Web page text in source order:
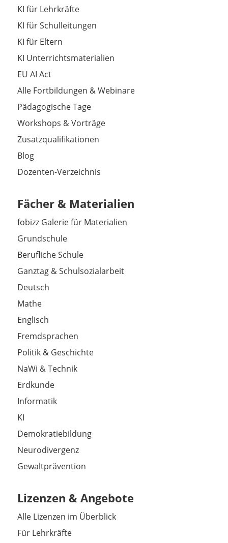
KI für Lehrkräfte
KI für Schulleitungen
KI für Eltern
KI Unterrichtsmaterialien
EU AI Act
Alle Fortbildungen & Webinare
Pädagogische Tage
Workshops & Vorträge
Zusatzqualifikationen
Blog
Dozenten-Verzeichnis
Fächer & Materialien
fobizz Galerie für Materialien
Grundschule
Berufliche Schule
Ganztag & Schulsozialarbeit
Deutsch
Mathe
Englisch
Fremdsprachen
Politik & Geschichte
NaWi & Technik
Erdkunde
Informatik
KI
Demokratiebildung
Neurodivergenz
Gewaltprävention
Lizenzen & Angebote
Alle Lizenzen im Überblick
Für Lehrkräfte